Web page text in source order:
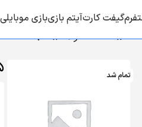
گیفت کارت‌آیتم‌ بازی‌بازی موبایلی
خانه/ همه محصولات/
Card $25
تمام شد